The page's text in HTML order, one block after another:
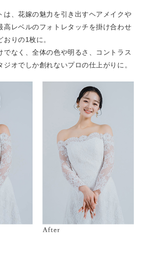
は、花嫁の魅力を引き出すヘアメイクや
高レベルのフォトレタッチを掛け合わせ
りの1枚に。
でなく、全体の色や明るさ、コントラス
ジオでしか創れないプロの仕上がりに。